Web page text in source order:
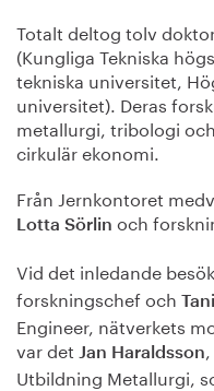
Totalt deltog tolv
(Kungliga Tekniska
tekniska universitet,
universitet). Deras
metallurgi, tribologi
cirkulär ekonomi.
Från Jernkontoret
Lotta Sörlin och
Vid det inledande
forskningschef och
Engineer, nätverkets
var det Jan Haraldsson
Utbildning Metallurgi,